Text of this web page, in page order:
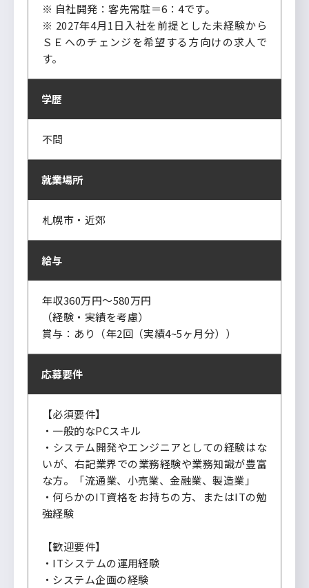
※ 自社開発：客先常駐＝6：4です。
※ 2027年4月1日入社を前提とした未経験から
ＳＥへのチェンジを希望する方向けの求人で
す。
学歴
不問
就業場所
札幌市・近郊
給与
年収360万円～580万円
（経験・実績を考慮）
賞与：あり（年2回（実績4~5ヶ月分））
応募要件
【必須要件】
・一般的なPCスキル
・システム開発やエンジニアとしての経験はな
いが、右記業界での業務経験や業務知識が豊富
な方。「流通業、小売業、金融業、製造業」
・何らかのIT資格をお持ちの方、またはITの勉
強経験
【歓迎要件】
・ITシステムの運用経験
・システム企画の経験